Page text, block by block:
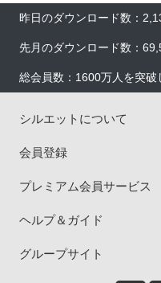
昨日のダウンロード数：
先月のダウンロード数：
総会員数：1600万人を突破
シルエットについて
会員登録
プレミアム会員サービス
ヘルプ＆ガイド
グループサイト